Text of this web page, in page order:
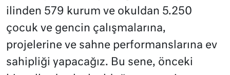
ilinden 579 kurum ve okuldan 5.250
çocuk ve gencin çalışmalarına,
projelerine ve sahne performanslarına ev
sahipliği yapacağız. Bu sene, önceki